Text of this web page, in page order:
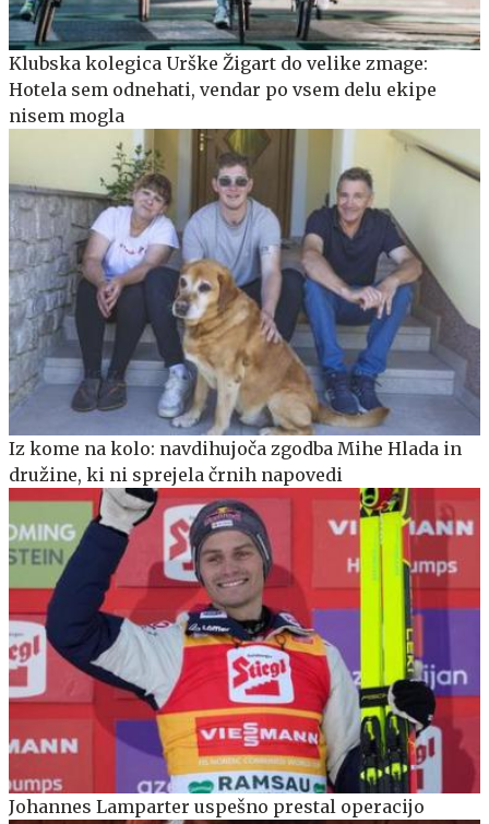
Klubska kolegica Urške Žigart do velike zmage:
Hotela sem odnehati, vendar po vsem delu ekipe
nisem mogla
Iz kome na kolo: navdihujoča zgodba Mihe Hlada in
družine, ki ni sprejela črnih napovedi
Johannes Lamparter uspešno prestal operacijo